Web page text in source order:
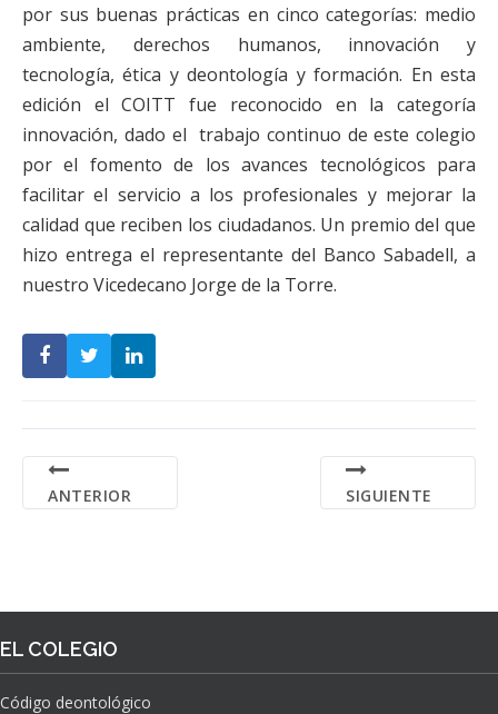
por sus buenas prácticas en cinco categorías: medio
ambiente, derechos humanos, innovación y
tecnología, ética y deontología y formación. En esta
edición el COITT fue reconocido en la categoría
innovación, dado el trabajo continuo de este colegio
por el fomento de los avances tecnológicos para
facilitar el servicio a los profesionales y mejorar la
calidad que reciben los ciudadanos. Un premio del que
hizo entrega el representante del Banco Sabadell, a
nuestro Vicedecano Jorge de la Torre.
ANTERIOR SIGUIENTE
EL COLEGIO
Código deontológico